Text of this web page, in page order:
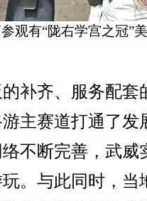
观有“陇右学宫之冠”
补齐、服务配套
主赛道打通了发
不断完善，武威
。与此同时，当